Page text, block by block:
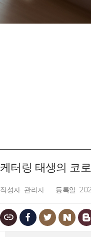
케터링 태생의 코
작성자 관리자 등록일